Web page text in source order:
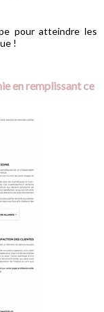
pour atteindre les
!
en remplissant ce